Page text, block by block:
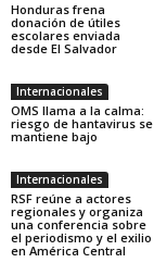
Honduras frena
donación de útiles
escolares enviada
desde El Salvador
Internacionales
OMS llama a la calma:
riesgo de hantavirus se
mantiene bajo
Internacionales
RSF reúne a actores
regionales y organiza
una conferencia sobre
el periodismo y el exilio
en América Central